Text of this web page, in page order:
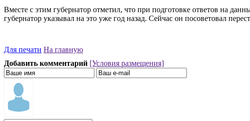
Вместе с этим губернатор отметил, что при подготовке ответов на
губернатор указывал на это уже год назад. Сейчас он посоветовал
Для печати На главную
Добавить комментарий [Условия размещения]